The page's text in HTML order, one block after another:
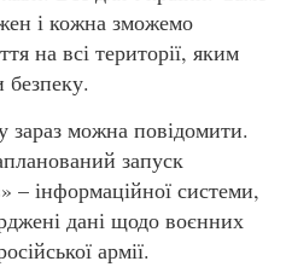
і кожна зможемо
на всі території, яким
безпеку.
можна повідомити.
запуск
– інформаційної системи,
дані щодо воєнних
армії.